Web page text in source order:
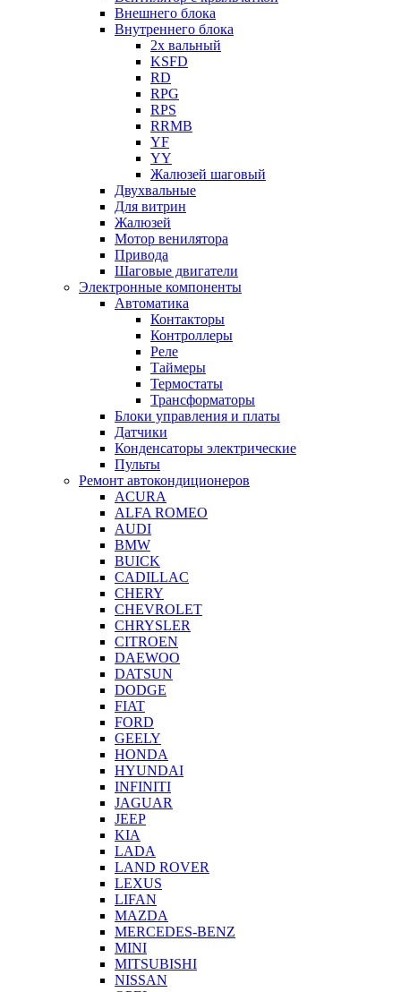
Внешнего блока
Внутреннего блока
2х вальный
KSFD
RD
RPG
RPS
RRMB
YF
YY
Жалюзей шаговый
Двухвальные
Для витрин
Жалюзей
Мотор венилятора
Привода
Шаговые двигатели
Электронные компоненты
Автоматика
Контакторы
Контроллеры
Реле
Таймеры
Термостаты
Трансформаторы
Блоки управления и платы
Датчики
Конденсаторы электрические
Пульты
Ремонт автокондиционеров
ACURA
ALFA ROMEO
AUDI
BMW
BUICK
CADILLAC
CHERY
CHEVROLET
CHRYSLER
CITROEN
DAEWOO
DATSUN
DODGE
FIAT
FORD
GEELY
HONDA
HYUNDAI
INFINITI
JAGUAR
JEEP
KIA
LADA
LAND ROVER
LEXUS
LIFAN
MAZDA
MERCEDES-BENZ
MINI
MITSUBISHI
NISSAN